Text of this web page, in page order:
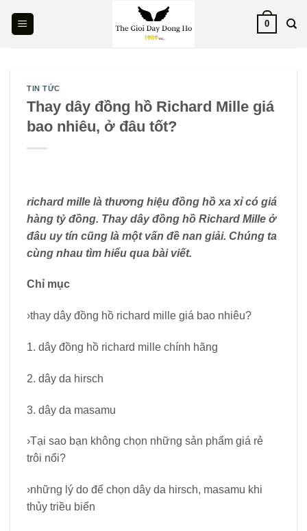
0
TIN TỨC
Thay dây đồng hồ Richard Mille giá
bao nhiêu, ở đâu tốt?
richard mille là thương hiệu đồng hồ xa xỉ có giá
hàng tỷ đồng. Thay dây đồng hồ Richard Mille ở
đâu uy tín cũng là một vấn đề nan giải. Chúng ta
cùng nhau tìm hiểu qua bài viết.
Chỉ mục
›thay dây đồng hồ richard mille giá bao nhiêu?
1. dây đồng hồ richard mille chính hãng
2. dây da hirsch
3. dây da masamu
›Tại sao bạn không chọn những sản phẩm giá rẻ
trôi nổi?
›những lý do để chọn dây da hirsch, masamu khi
thủy triều biển